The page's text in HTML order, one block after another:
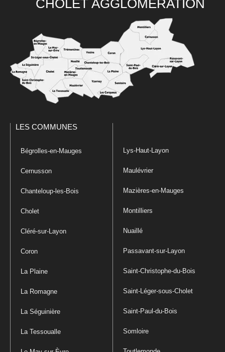
CHOLET AGGLOMÉRATION
LES COMMUNES
Bégrolles-en-Mauges
Cernusson
Chanteloup-les-Bois
Cholet
Cléré-sur-Layon
Coron
La Plaine
La Romagne
La Séguinière
La Tessoualle
Lys-Haut-Layon
Maulévrier
Mazières-en-Mauges
Montilliers
Nuaillé
Passavant-sur-Layon
Saint-Christophe-du-Bois
Saint-Léger-sous-Cholet
Saint-Paul-du-Bois
Somloire